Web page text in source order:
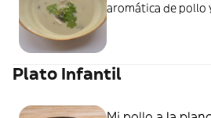
aromática de pollo
Plato Infantil